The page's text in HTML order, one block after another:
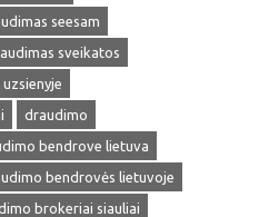
seesam
sveikatos
draudimo
bendrove lietuva
bendrovės lietuvoje
brokeriai siauliai